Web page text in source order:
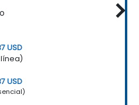
USD
línea)
USD